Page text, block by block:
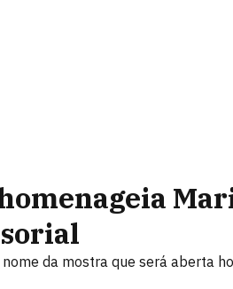
da mostra que será aberta